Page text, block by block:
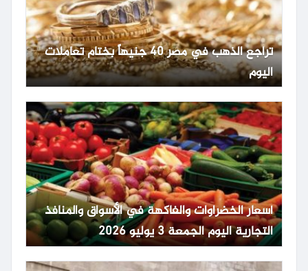
تراجع الذهب في مصر 40 جنيهاً بختام تعاملات
اليوم
أسعار الخضراوات والفاكهة في الأسواق والمنافذ
التجارية اليوم الجمعة 3 يوليو 2026